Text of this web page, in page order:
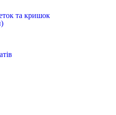
та кришок